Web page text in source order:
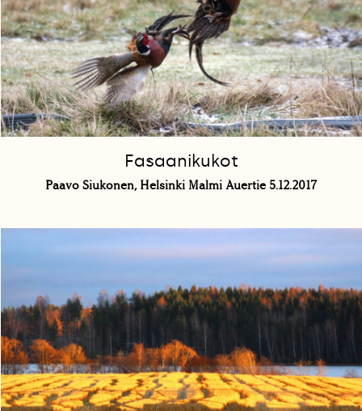
Fasaanikukot
Paavo Siukonen, Helsinki Malmi Auertie 5.12.2017